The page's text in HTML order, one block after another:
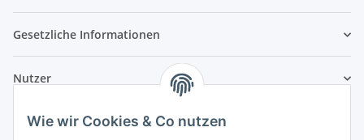
Wie wir Cookies & Co nutzen
Gesetzliche Informationen
Nutzer